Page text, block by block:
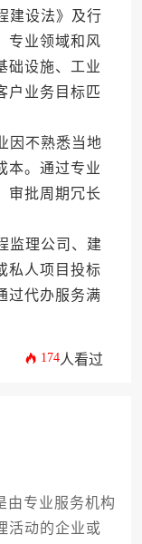
建设法》及行
专业领域和风
础设施、工业
户业务目标匹
因不熟悉当地
本。通过专业
审批周期冗长
监理公司、建
私人项目投标
过代办服务满
174人看过
专业服务机构
活动的企业或